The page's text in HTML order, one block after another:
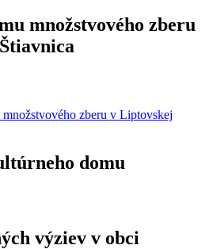
množstvového zberu
zberu v Liptovskej
domu
výziev v obci